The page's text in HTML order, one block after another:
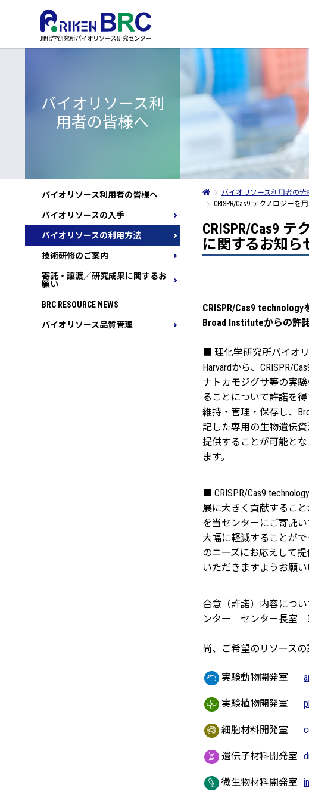
本文へ
バイオリソースの入手
検索、注文から支払までの流れ
バイオリソースの検索方法
機関包括契約による迅速な提供
バイオリ
プロトコル、
情報サービス
リサーチツー
Mail News 配信
バイオリソ
バイオリソー
について
国際規格
管理から理研
事業概要
センターの使命
センター長挨拶
バイオリソースの安全保管
アクセス
公開情報
パンフレット・年報
アドバイザリー・カウンシル
リソース検討委員会
レビュー委員会
イベント・見学のご案内
バイオリソース利
用者の皆様へ
バイオリソース利用者の皆様へ
バイオリソースの入手
バイオリソースの利用方法
技術研修のご案内
寄託・譲渡／研究成果に関するお
願い
BRC RESOURCE NEWS
バイオリソース品質管理
バイオリソース利用者の皆
CRISPR/Cas9 テクノロジー
CRISPR/Cas9
に関するお知ら
CRISPR/Cas9
Broad Instituteからの許
■ 理化学研究所バイオリ
Harvardから、CRISPR/
ナトカモジグサ等の実
ることについて許諾を
維持・管理・保存し、
記した専用の生物遺伝
提供することが可能と
ます。
■ CRISPR/Cas9
展に大きく貢献するこ
を当センターにご寄託
大幅に軽減することが
のニーズにお応えして
いただきますようお願い
合意（許諾）内容につ
ンター センター長室
尚、ご希望のリソース
実験動物開発室
実験植物開発室
細胞材料開発室
遺伝子材料開発室
微生物材料開発室